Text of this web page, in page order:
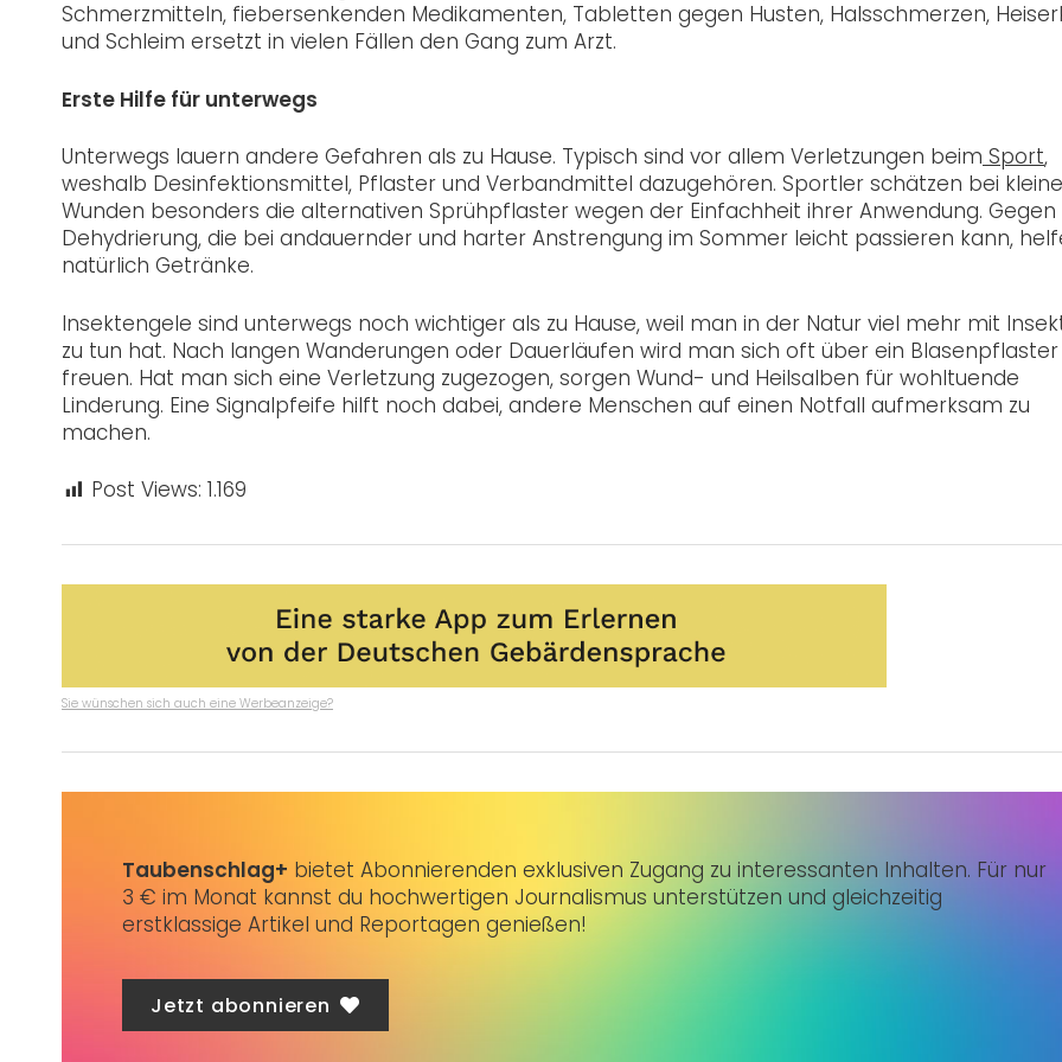
Schmerzmitteln, fiebersenkenden Medikamenten, Tabletten gegen Husten, Halsschmerzen,
und Schleim ersetzt in vielen Fällen den Gang zum Arzt.
Erste Hilfe für unterwegs
Unterwegs lauern andere Gefahren als zu Hause. Typisch sind vor allem Verletzungen beim Sport,
weshalb Desinfektionsmittel, Pflaster und Verbandmittel dazugehören. Sportler schätzen bei
Wunden besonders die alternativen Sprühpflaster wegen der Einfachheit ihrer Anwendung. Gegen
Dehydrierung, die bei andauernder und harter Anstrengung im Sommer leicht passieren kann,
natürlich Getränke.
Insektengele sind unterwegs noch wichtiger als zu Hause, weil man in der Natur viel mehr mit
zu tun hat. Nach langen Wanderungen oder Dauerläufen wird man sich oft über ein Blasenpflaster
freuen. Hat man sich eine Verletzung zugezogen, sorgen Wund- und Heilsalben für wohltuende
Linderung. Eine Signalpfeife hilft noch dabei, andere Menschen auf einen Notfall aufmerksam zu
machen.
Post Views: 1.169
Sie wünschen sich auch eine Werbeanzeige?
Taubenschlag+ bietet Abonnierenden exklusiven Zugang zu interessanten Inhalten. Für nur
3 € im Monat kannst du hochwertigen Journalismus unterstützen und gleichzeitig
erstklassige Artikel und Reportagen genießen!
Jetzt abonnieren